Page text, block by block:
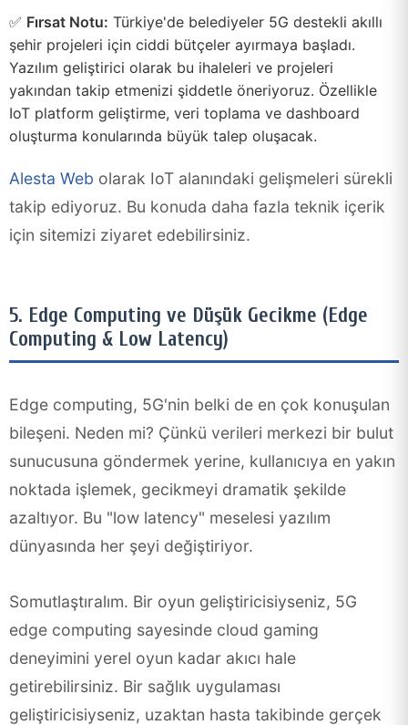
✅ Fırsat Notu: Türkiye'de belediyeler 5G destekli akıllı
şehir projeleri için ciddi bütçeler ayırmaya başladı.
Yazılım geliştirici olarak bu ihaleleri ve projeleri
yakından takip etmenizi şiddetle öneriyoruz. Özellikle
IoT platform geliştirme, veri toplama ve dashboard
oluşturma konularında büyük talep oluşacak.
Alesta Web olarak IoT alanındaki gelişmeleri sürekli
takip ediyoruz. Bu konuda daha fazla teknik içerik
için sitemizi ziyaret edebilirsiniz.
5. Edge Computing ve Düşük Gecikme (Edge
Computing & Low Latency)
Edge computing, 5G'nin belki de en çok konuşulan
bileşeni. Neden mi? Çünkü verileri merkezi bir bulut
sunucusuna göndermek yerine, kullanıcıya en yakın
noktada işlemek, gecikmeyi dramatik şekilde
azaltıyor. Bu "low latency" meselesi yazılım
dünyasında her şeyi değiştiriyor.
Somutlaştıralım. Bir oyun geliştiricisiyseniz, 5G
edge computing sayesinde cloud gaming
deneyimini yerel oyun kadar akıcı hale
getirebilirsiniz. Bir sağlık uygulaması
geliştiricisiyseniz, uzaktan hasta takibinde gerçek